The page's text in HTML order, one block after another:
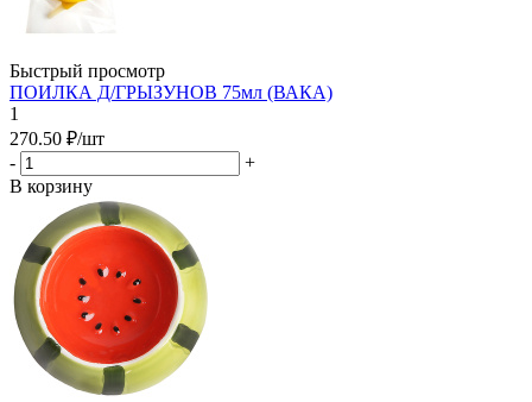
Быстрый просмотр
ПОИЛКА Д/ГРЫЗУНОВ 75мл (ВАКА)
1
270.50 ₽/шт
-
+
В корзину